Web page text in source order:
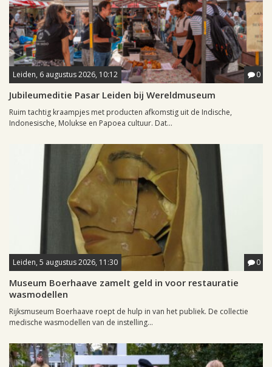
Leiden, 6 augustus 2026, 10:12 0
Jubileumeditie Pasar Leiden bij Wereldmuseum
Ruim tachtig kraampjes met producten afkomstig uit de Indische,
Indonesische, Molukse en Papoea cultuur. Dat...
Leiden, 5 augustus 2026, 11:30 0
Museum Boerhaave zamelt geld in voor restauratie
wasmodellen
Rijksmuseum Boerhaave roept de hulp in van het publiek. De collectie
medische wasmodellen van de instelling...